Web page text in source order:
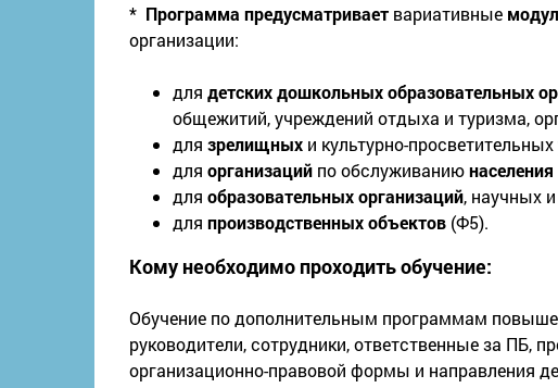
* Программа предусматривает вариативные
организации:
для детских дошкольных образовательных
общежитий, учреждений отдыха и туризма,
для зрелищных и культурно-просветительных
для организаций по обслуживаниюнаселения
для образовательных организаций, научных
для производственных объектов (Ф5).
Кому необходимо проходить обучение:
Обучение по дополнительным программам
руководители, сотрудники, ответственные за ПБ,
организационно-правовой формы и направления